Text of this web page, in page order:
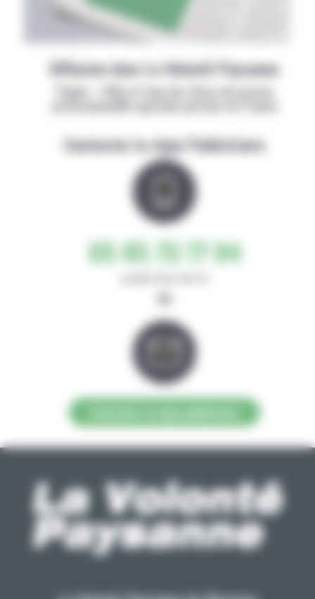
Diffusion dans La Volonté Paysanne
Papier + Web et tous les titres de presse
Contacter la régie Publicitaire
05 65 73 77 94
ou